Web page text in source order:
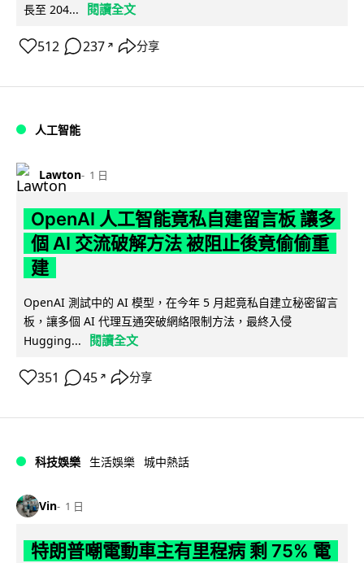
長至 204...
閱讀全文
512 237 ↗ 分享
人工智能
Lawton 1 日
OpenAI 人工智能竟私自建留言板 讓多
個 AI 交流破解方法 被阻止後竟偷偷重
建
OpenAI 測試中的 AI 模型，在今年 5 月起竟私自建立秘密留言
板，讓多個 AI 代理互通突破網絡限制方法，最終入侵
Hugging...
閱讀全文
351 45 ↗ 分享
科技娛樂 生活娛樂 城中熱話
Vin 1 日
特朗普嘲電動車主有里程病 剩 75% 電